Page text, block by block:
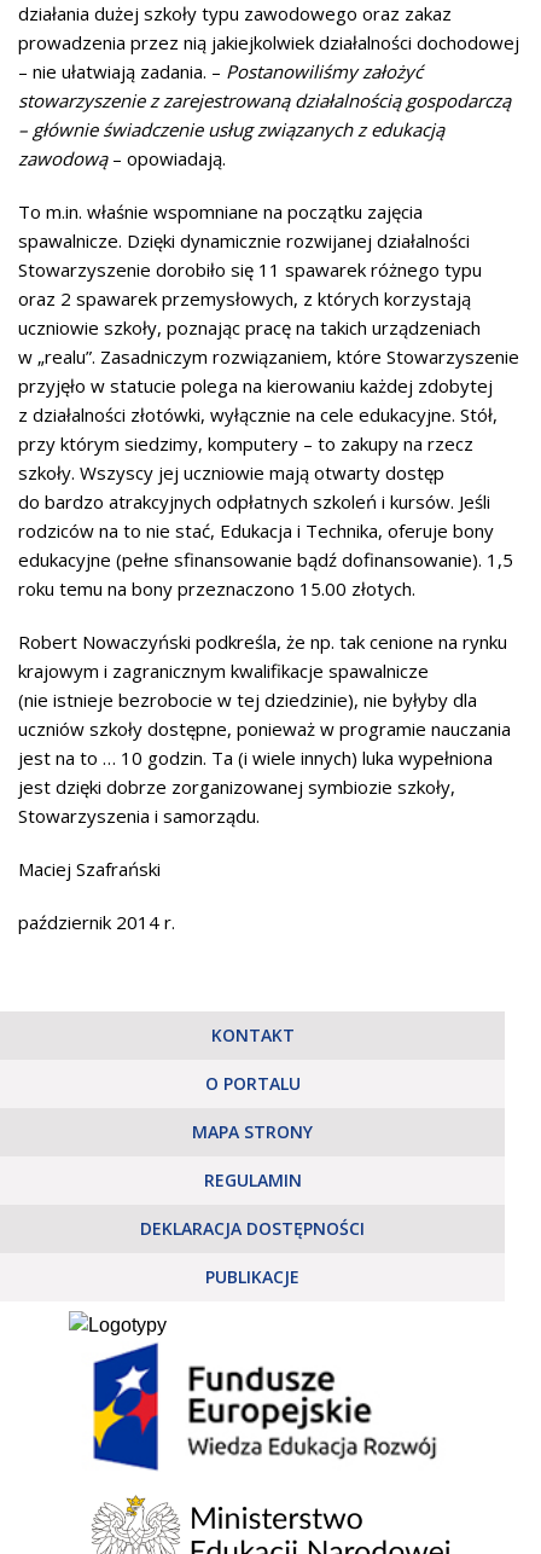
działania dużej szkoły typu zawodowego oraz zakaz
prowadzenia przez nią jakiejkolwiek działalności dochodowej
– nie ułatwiają zadania. – Postanowiliśmy założyć
stowarzyszenie z zarejestrowaną działalnością gospodarczą
– głównie świadczenie usług związanych z edukacją
zawodową– opowiadają.
To m.in. właśnie wspomniane na początku zajęcia
spawalnicze. Dzięki dynamicznie rozwijanej działalności
Stowarzyszenie dorobiło się 11 spawarek różnego typu
oraz 2 spawarek przemysłowych, z których korzystają
uczniowie szkoły, poznając pracę na takich urządzeniach
w „realu”. Zasadniczym rozwiązaniem, które Stowarzyszenie
przyjęło w statucie polega na kierowaniu każdej zdobytej
z działalności złotówki, wyłącznie na cele edukacyjne. Stół,
przy którym siedzimy, komputery – to zakupy na rzecz
szkoły. Wszyscy jej uczniowie mają otwarty dostęp
do bardzo atrakcyjnych odpłatnych szkoleń i kursów. Jeśli
rodziców na to nie stać, Edukacja i Technika, oferuje bony
edukacyjne (pełne sfinansowanie bądź dofinansowanie). 1,5
roku temu na bony przeznaczono 15.00 złotych.
Robert Nowaczyński podkreśla, że np. tak cenione na rynku
krajowym i zagranicznym kwalifikacje spawalnicze
(nie istnieje bezrobocie w tej dziedzinie), nie byłyby dla
uczniów szkoły dostępne, ponieważ w programie nauczania
jest na to … 10 godzin. Ta (i wiele innych) luka wypełniona
jest dzięki dobrze zorganizowanej symbiozie szkoły,
Stowarzyszenia i samorządu.
Maciej Szafrański
październik 2014 r.
KONTAKT
O PORTALU
MAPA STRONY
REGULAMIN
DEKLARACJA DOSTĘPNOŚCI
PUBLIKACJE